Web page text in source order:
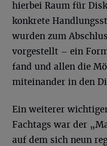
hierbei Raum für
konkrete
wurden zum
vorgestellt – ein
fand und allen die
miteinander in den
Ein weiterer
Fachtags war der
auf dem sich neun